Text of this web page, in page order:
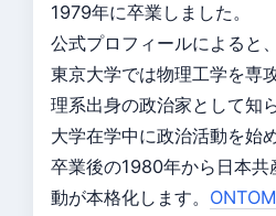
1979年に卒業しました。
公式プロフィールによると、
東京大学では物理工学を専攻
理系出身の政治家として知
大学在学中に政治活動を始
卒業後の1980年から日本
動が本格化します。